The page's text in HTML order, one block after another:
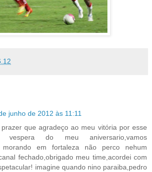
junho de 2012 às 11:11
que agradeço ao meu vitória por esse
vespera do meu aniversario,vamos
morando em fortaleza não perco nehum
fechado,obrigado meu time,acordei com
imagine quando nino paraiba,pedro